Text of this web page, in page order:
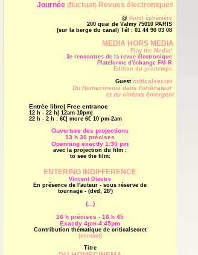
Journée (fluctuat) Revues électroniques
@ Point éphémère
200 quai de Valmy 75010 PARIS
(sur la berge du canal) Tél : 01 44 90 03 08
MEDIA HORS MEDIA
- Play the Media!
3e rencontres de la revue électronique
Plateforme d'échange FM-R
Edition du printemps
Guest criticalsecret
Du Homecinema dans l'ordinateur
et du cinéma émergent
Entrée libre| Free entrance
12 h - 22 h| 12am-10pm|
22 h - 2 h : 6€| more 6€ 10 pm-2am
Ouverture des projections
13 h 30 précises
Openning exactly 1:30 pm
avec la projection du film :
to see the film:
ENTERING INDIFFERENCE
Vincent Dieutre
En présence de l'auteur - sous réserve de
tournage - (d vd, 28')
(...)
16 h précises - 16 h 45
Exactly 4pm-4:45pm
Contribution thématique de criticalsecret
(contact)
Titre